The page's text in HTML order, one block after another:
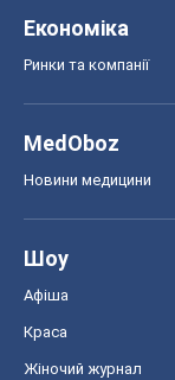
Економіка
Ринки та компанії
MedOboz
Новини медицини
Шоу
Афіша
Краса
Жіночий журнал